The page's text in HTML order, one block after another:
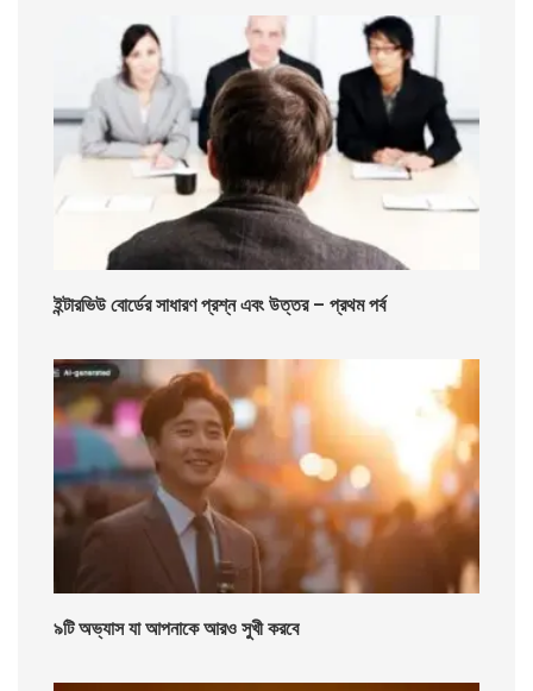
ইন্টারভিউ বোর্ডের সাধারণ প্রশ্ন এবং উত্তর – প্রথম পর্ব
৯টি অভ্যাস যা আপনাকে আরও সুখী করবে